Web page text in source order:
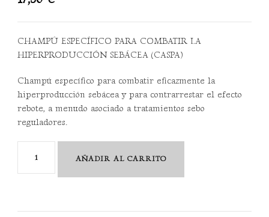
CHAMPÚ ESPECÍFICO PARA COMBATIR LA
HIPERPRODUCCIÓN SEBÁCEA (CASPA)
Champú específico para combatir eficazmente la
hiperproducción sebácea y para contrarrestar el efecto
rebote, a menudo asociado a tratamientos sebo
reguladores.
AÑADIR AL CARRITO